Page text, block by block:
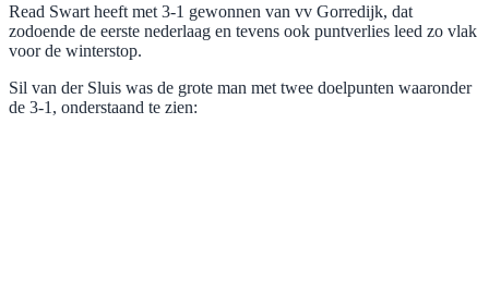
Read Swart heeft met 3-1 gewonnen van vv Gorredijk, dat
zodoende de eerste nederlaag en tevens ook puntverlies leed zo vlak
voor de winterstop.
Sil van der Sluis was de grote man met twee doelpunten waaronder
de 3-1, onderstaand te zien: